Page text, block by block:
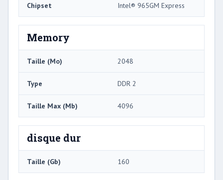
Chipset Intel® 965GM Express
Memory
Taille (Mo) 2048
Type DDR 2
Taille Max (Mb) 4096
disque dur
Taille (Gb) 160